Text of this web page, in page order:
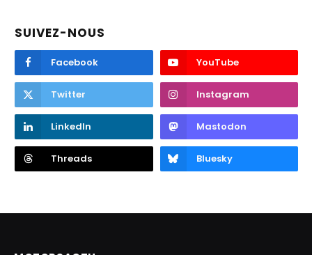
SUIVEZ-NOUS
Facebook YouTube
Twitter Instagram
LinkedIn Mastodon
Threads Bluesky